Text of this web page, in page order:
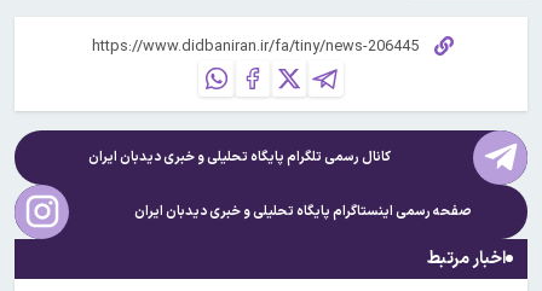
کانال رسمی تلگرام پایگاه تحلیلی و خبریدیدبان ایران
صفحه رسمی اینستاگرام پایگاه تحلیلی و خبریدیدبان ایران
اخبار مرتبط